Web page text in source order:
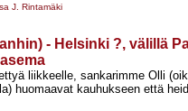
J. Rintamäki
- Helsinki ?, välillä
liikkeelle, sankarimme Olli
huomaavat kauhukseen että